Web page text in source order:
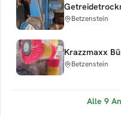
Betzenstein
Krazzmaxx
Betzenstein
Alle 9